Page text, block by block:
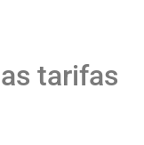
tarifas